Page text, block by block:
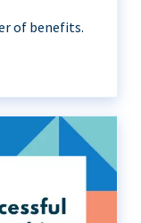
of benefits.